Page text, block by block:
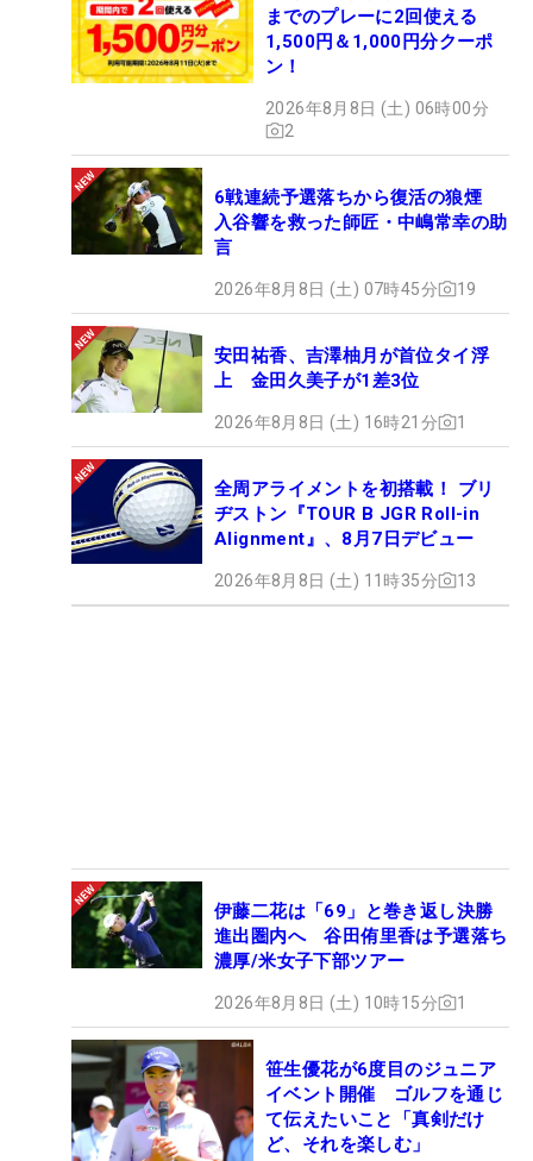
までのプレーに2回使える
1,500円＆1,000円分クーポ
ン！
2026年8月8日 (土) 06時00分
2
6戦連続予選落ちから復活の狼煙
入谷響を救った師匠・中嶋常幸の助
言
2026年8月8日 (土) 07時45分 19
安田祐香、吉澤柚月が首位タイ浮
上 金田久美子が1差3位
2026年8月8日 (土) 16時21分 1
全周アライメントを初搭載！ ブリ
ヂストン『TOUR B JGR Roll-in
Alignment』、8月7日デビュー
2026年8月8日 (土) 11時35分 13
伊藤二花は「69」と巻き返し決勝
進出圏内へ 谷田侑里香は予選落ち
濃厚/米女子下部ツアー
2026年8月8日 (土) 10時15分 1
笹生優花が6度目のジュニア
イベント開催 ゴルフを通じ
て伝えたいこと「真剣だけ
ど、それを楽しむ」